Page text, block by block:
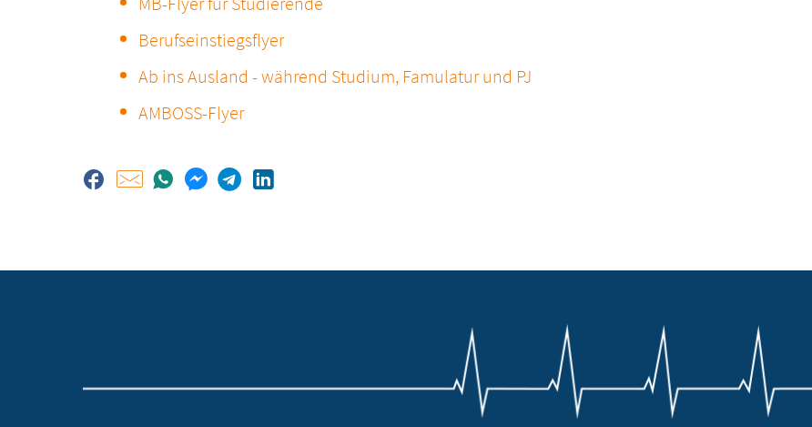
Berufseinstiegsflyer
Ab ins Ausland - während Studium, Famulatur und PJ
AMBOSS-Flyer